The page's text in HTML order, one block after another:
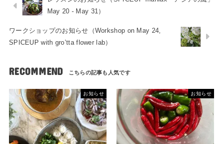
May 20 - May 31）
ワークショップのお知らせ（Workshop on May 24,
SPICEUP with gro’tta flower lab）
RECOMMEND
お知らせ お知らせ